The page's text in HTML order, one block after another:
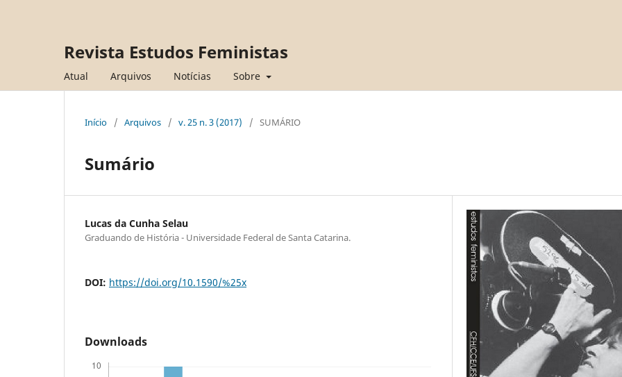
Revista Estudos Feministas
Atual Arquivos Notícias Sobre
Início / Arquivos / v. 25 n. 3 (2017) / SUMÁRIO
Sumário
Lucas da Cunha Selau
Graduando de História - Universidade Federal de Santa Catarina.
DOI: https://doi.org/10.1590/%25x
Downloads